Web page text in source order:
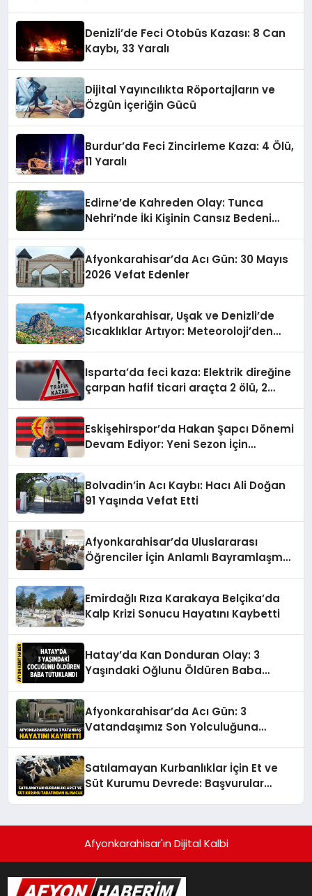
Denizli’de Feci Otobüs Kazası: 8 Can
Kaybı, 33 Yaralı
Dijital Yayıncılıkta Röportajların ve
Özgün İçeriğin Gücü
Burdur’da Feci Zincirleme Kaza: 4 Ölü,
11 Yaralı
Edirne’de Kahreden Olay: Tunca
Nehri’nde İki Kişinin Cansız Bedeni
Afyonkarahisar’da Acı Gün: 30 Mayıs
2026 Vefat Edenler
Afyonkarahisar, Uşak ve Denizli’de
Sıcaklıklar Artıyor: Meteoroloji’den
Isparta’da feci kaza: Elektrik direğine
çarpan hafif ticari araçta 2 ölü, 2
Eskişehirspor’da Hakan Şapcı Dönemi
Devam Ediyor: Yeni Sezon İçin
Bolvadin’in Acı Kaybı: Hacı Ali Doğan
91 Yaşında Vefat Etti
Afyonkarahisar’da Uluslararası
Öğrenciler İçin Anlamlı Bayramlaşma
Emirdağlı Rıza Karakaya Belçika’da
Kalp Krizi Sonucu Hayatını Kaybetti
Hatay’da Kan Donduran Olay: 3
Yaşındaki Oğlunu Öldüren Baba
Afyonkarahisar’da Acı Gün: 3
Vatandaşımız Son Yolculuğuna
Satılamayan Kurbanlıklar İçin Et ve
Süt Kurumu Devrede: Başvurular
Afyonkarahisar'ın Dijital Kalbi